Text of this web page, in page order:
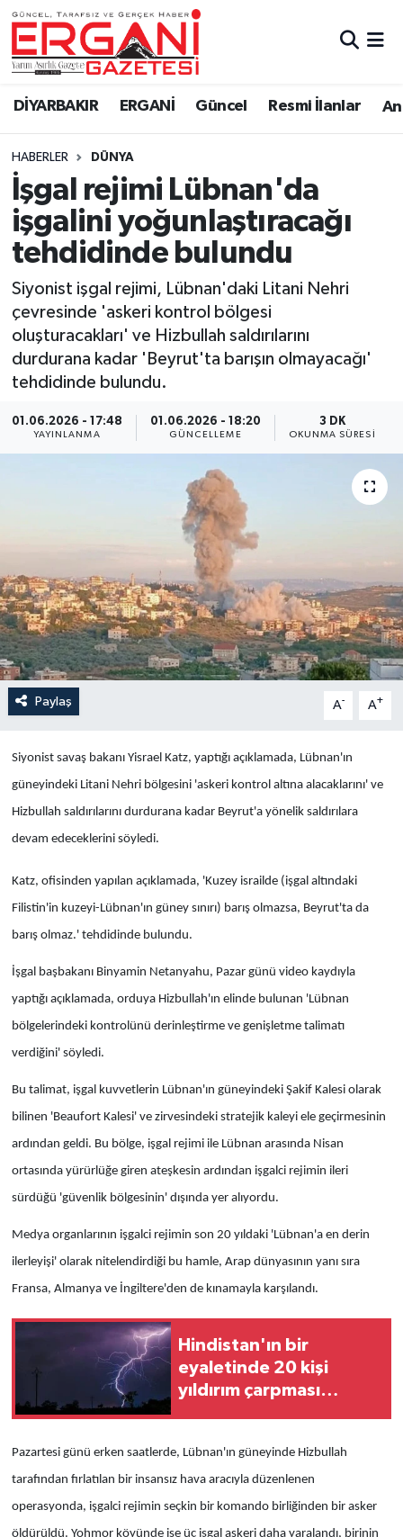
DİYARBAKIR ERGANİ Güncel Resmi İlanlar
HABERLER DÜNYA
İşgal rejimi Lübnan'da
işgalini yoğunlaştıracağı
tehdidinde bulundu
Siyonist işgal rejimi, Lübnan'daki Litani Nehri
çevresinde 'askeri kontrol bölgesi
oluşturacakları' ve Hizbullah saldırılarını
durdurana kadar 'Beyrut'ta barışın olmayacağı'
tehdidinde bulundu.
01.06.2026 - 17:48
YAYINLANMA
01.06.2026 - 18:20
GÜNCELLEME
3 DK
OKUNMA SÜRESI
Paylaş A- A+
Siyonist savaş bakanı Yisrael Katz, yaptığı açıklamada, Lübnan'ın
güneyindeki Litani Nehri bölgesini 'askeri kontrol altına alacaklarını' ve
Hizbullah saldırılarını durdurana kadar Beyrut'a yönelik saldırılara
devam edeceklerini söyledi.
Katz, ofisinden yapılan açıklamada, 'Kuzey israilde (işgal altındaki
Filistin'in kuzeyi-Lübnan'ın güney sınırı) barış olmazsa, Beyrut'ta da
barış olmaz.' tehdidinde bulundu.
İşgal başbakanı Binyamin Netanyahu, Pazar günü video kaydıyla
yaptığı açıklamada, orduya Hizbullah'ın elinde bulunan 'Lübnan
bölgelerindeki kontrolünü derinleştirme ve genişletme talimatı
verdiğini' söyledi.
Bu talimat, işgal kuvvetlerin Lübnan'ın güneyindeki Şakif Kalesi olarak
bilinen 'Beaufort Kalesi' ve zirvesindeki stratejik kaleyi ele geçirmesinin
ardından geldi. Bu bölge, işgal rejimi ile Lübnan arasında Nisan
ortasında yürürlüğe giren ateşkesin ardından işgalci rejimin ileri
sürdüğü 'güvenlik bölgesinin' dışında yer alıyordu.
Medya organlarının işgalci rejimin son 20 yıldaki 'Lübnan'a en derin
ilerleyişi' olarak nitelendirdiği bu hamle, Arap dünyasının yanı sıra
Fransa, Almanya ve İngiltere'den de kınamayla karşılandı.
Hindistan'ın bir
eyaletinde 20 kişi
yıldırım çarpması
Pazartesi günü erken saatlerde, Lübnan'ın güneyinde Hizbullah
tarafından fırlatılan bir insansız hava aracıyla düzenlenen
operasyonda, işgalci rejimin seçkin bir komando birliğinden bir asker
öldürüldü. Yohmor köyünde ise üç işgal askeri daha yaralandı, birinin
DİYARBAKIR
BİSMİL
BAĞLAR
ERGANİ
Güncel
Eği̇ti̇m
Resmi İlanlar
Sağlık
Si̇yaset
Spor
Yaşam
Dünya
Eği̇ti̇m
Ergani Nöbetçi Eczaneler
Ergani Hava Durumu
Ergani Trafik Yoğunluk Haritası
Süper Lig Puan Durumu ve Fikstür
Tüm Manşetler
Son Dakika Haberleri
Haber Arşivi